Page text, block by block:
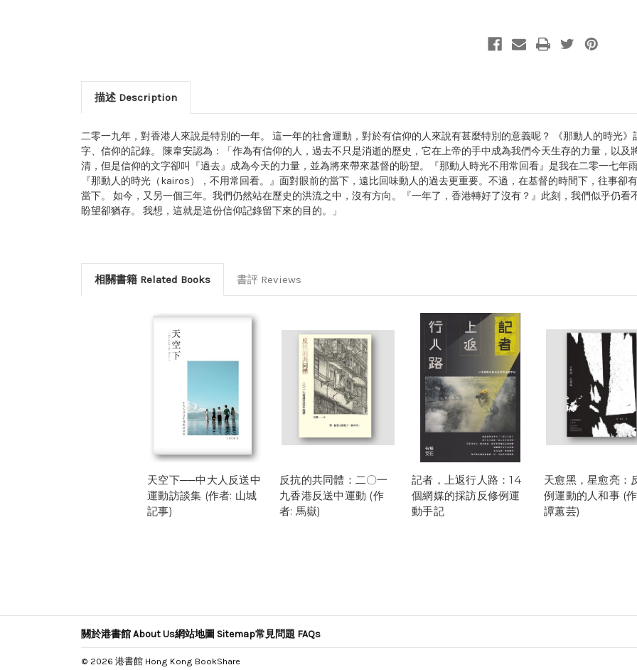
描述 Description
二零一九年，對香港人來說是特別的一年。 這一年的社會運動，對於有信仰的人來說有甚麼特別的意義呢？ 《那動人的時光
字、信仰的記錄。 陳韋安認為：「作為有信仰的人，過去不只是消逝的歷史，它在上帝的手中成為我們今天生存的力量，以
清，但是信仰的文字卻叫『過去』成為今天的力量，並為將來帶來基督的盼望。『那動人時光不用常回看』是我在二零一七年
『那動人的時光（kairos），不用常回看。』面對眼前的當下，遠比回味動人的過去更重要。不過，在基督的時間下，往事
當下。 如今，又另一個三年。我們仍然站在歷史的洪流之中，沒有方向。『一年了，香港轉好了沒有？』此刻，我們似乎仍
盼望卻猶存。 我想，這就是這份信仰記錄留下來的目的。」
相關書籍 Related Books 書評 Reviews
天空下──中大人反送中
運動訪談集 (作者: 山城
記事)
反抗的共同體：二〇一
九香港反送中運動 (作
者: 馬嶽)
記者，上返行人路：14
個網媒的採訪反修例運
動手記
天愈黑，星愈亮：
例運動的人和事 (
譚蕙芸)
關於港書館 About Us網站地圖 Sitemap常見問題 FAQs
© 2026 港書館 Hong Kong BookShare